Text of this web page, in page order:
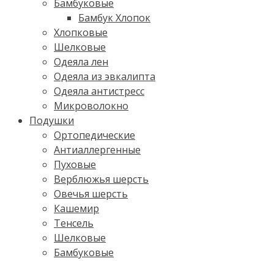
Бамбуковые
Бамбук Хлопок
Хлопковые
Шелковые
Одеяла лен
Одеяла из эвкалипта
Одеяла антистресс
Микроволокно
Подушки
Ортопедические
Антиаллергенные
Пуховые
Верблюжья шерсть
Овечья шерсть
Кашемир
Тенсель
Шелковые
Бамбуковые